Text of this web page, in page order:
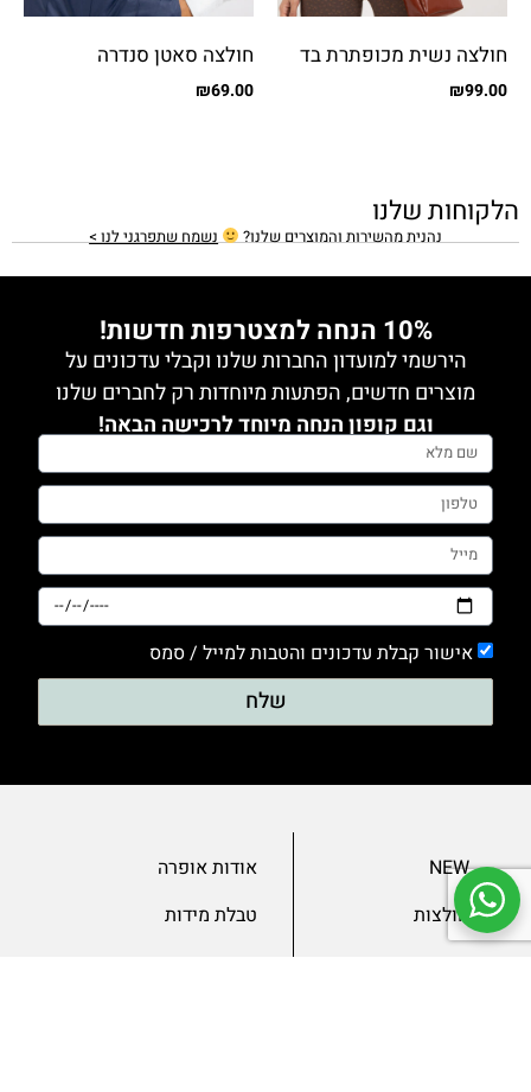
חולצה נשית מכופתרת בד
שיפון מקומט
₪99.00
חולצה סאטן סנדרה
₪69.00
הלקוחות שלנו
נהנית מהשירות והמוצרים שלנו? נשמח שתפרגני לנו >
10% הנחה למצטרפות חדשות!
הירשמי למועדון החברות שלנו וקבלי עדכונים על
מוצרים חדשים, הפתעות מיוחדות רק לחברים שלנו
וגם קופון הנחה מיוחד לרכישה הבאה!
אישור קבלת עדכונים והטבות למייל / סמס
שלח
NEW
חולצות
אודות אופרה
טבלת מידות